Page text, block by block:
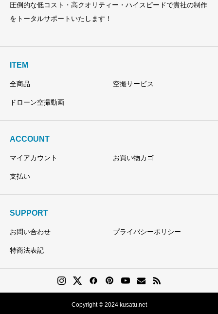
圧倒的な低コスト・高クオリティー・ハイスピードで貴社の制作
をトータルサポートいたします！
ITEM
全商品 空撮サービス
ドローン空撮動画
ACCOUNT
マイアカウント お買い物カゴ
支払い
SUPPORT
お問い合わせ プライバシーポリシー
特商法表記
Copyright © 2024 kusatu.net